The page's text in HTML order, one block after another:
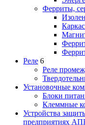
Ферриты,
Реле 6
Реле
Установочные
Блоки
Клеммные
Устройства
предприятиях